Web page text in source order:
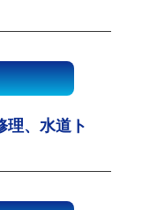
理、水道ト